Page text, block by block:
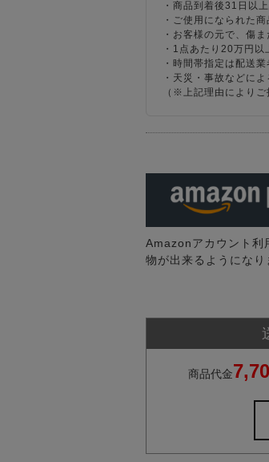
・商品到着後31日以
・ご使用になられた商
・お客様の元で、傷
・1点あたり20万円
・時間帯指定は配送
・天災・事故などに
（※上記理由により
Amazonアカウント利
物が出来るようになり
商品代金